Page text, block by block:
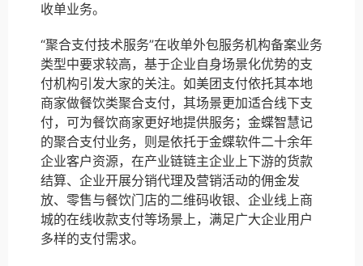
收单业务。
“聚合支付技术服务”在收单外包服务机构备案业务
类型中要求较高，基于企业自身场景化优势的支
付机构引发大家的关注。如美团支付依托其本地
商家做餐饮类聚合支付，其场景更加适合线下支
付，可为餐饮商家更好地提供服务；金蝶智慧记
的聚合支付业务，则是依托于金蝶软件二十余年
企业客户资源，在产业链链主企业上下游的货款
结算、企业开展分销代理及营销活动的佣金发
放、零售与餐饮门店的二维码收银、企业线上商
城的在线收款支付等场景上，满足广大企业用户
多样的支付需求。